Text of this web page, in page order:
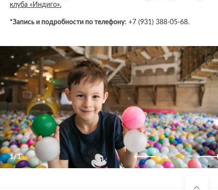
клуба «Индиго».
*Запись и подробности по телефону: +7 (931) 388-05-68.
1/1